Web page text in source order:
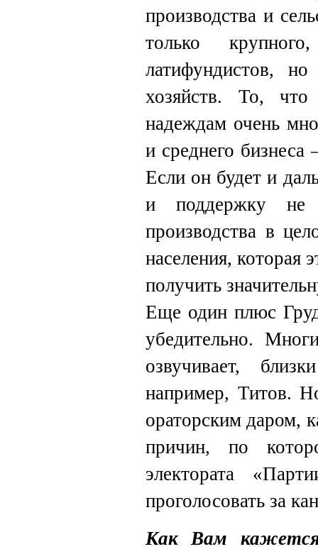
производства и
только
латифундистов,
хозяйств. То, что
надеждам очень
и среднего
Если он будет и
и поддержку
производства в
населения, которая
получить
Еще один плюс
убедительно.
озвучивает,
например, Титов.
ораторским даром,
причин, по
электората
проголосовать за
Как Вам